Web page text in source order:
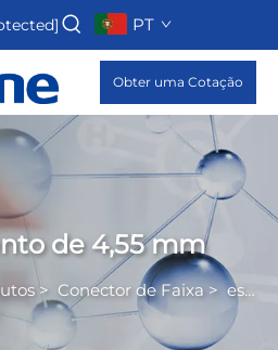
PT
Obter uma Cotação
de 4,55 mm
> Conector de Faixa >espaçamento de 4,55 mm